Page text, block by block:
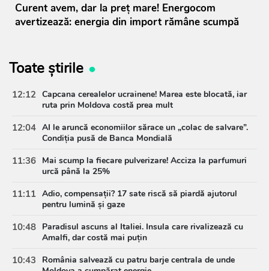
Curent avem, dar la preț mare! Energocom
avertizează: energia din import rămâne scumpă
Toate știrile
12:12 Capcana cerealelor ucrainene! Marea este blocată, iar
ruta prin Moldova costă prea mult
12:04 AI le aruncă economiilor sărace un „colac de salvare”.
Condiția pusă de Banca Mondială
11:36 Mai scump la fiecare pulverizare! Acciza la parfumuri
urcă până la 25%
11:11 Adio, compensații? 17 sate riscă să piardă ajutorul
pentru lumină și gaze
10:48 Paradisul ascuns al Italiei. Insula care rivalizează cu
Amalfi, dar costă mai puțin
10:43
România salvează cu patru barje centrala de unde